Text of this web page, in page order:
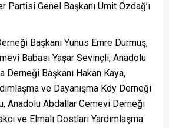
Genel Başkanı Ümit Özdağ’ı
Başkanı Yunus Emre Durmuş,
Babası Yaşar Sevinçli, Anadolu
Derneği Başkanı Hakan Kaya,
ve Dayanışma Köy Derneği
Anadolu Abdallar Cemevi Derneği
ve Elmalı Dostları Yardımlaşma